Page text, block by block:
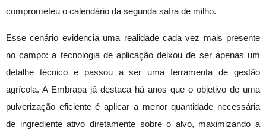
comprometeu o calendário da segunda safra de milho.
Esse cenário evidencia uma realidade cada vez mais presente
no campo: a tecnologia de aplicação deixou de ser apenas um
detalhe técnico e passou a ser uma ferramenta de gestão
agrícola. A Embrapa já destaca há anos que o objetivo de uma
pulverização eficiente é aplicar a menor quantidade necessária
de ingrediente ativo diretamente sobre o alvo, maximizando a